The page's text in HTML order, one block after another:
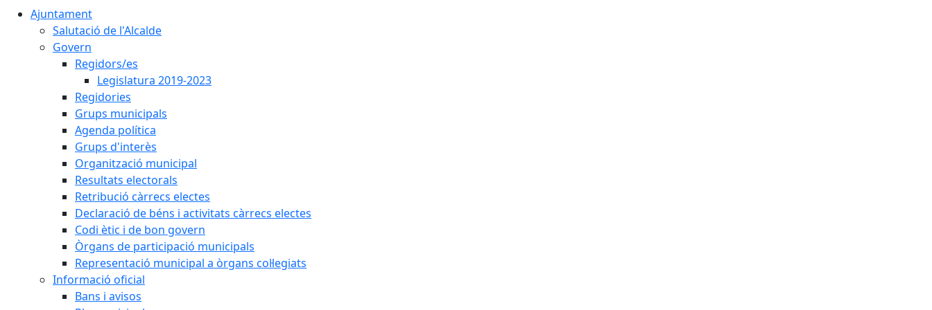
Ajuntament
Salutació de l'Alcalde
Govern
Regidors/es
Legislatura 2019-2023
Regidories
Grups municipals
Agenda política
Grups d'interès
Organització municipal
Resultats electorals
Retribució càrrecs electes
Declaració de béns i activitats càrrecs electes
Codi ètic i de bon govern
Òrgans de participació municipals
Representació municipal a òrgans col·legiats
Informació oficial
Bans i avisos